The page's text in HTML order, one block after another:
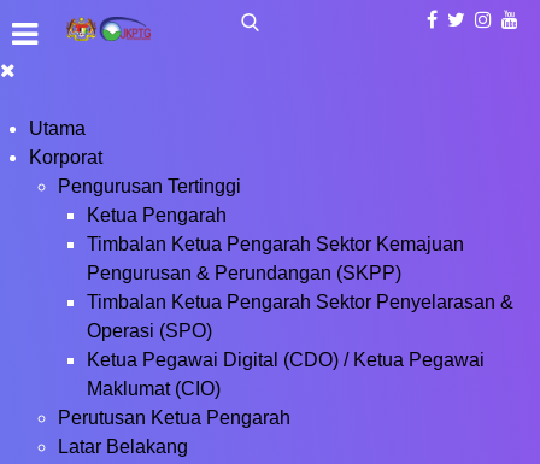
Utama
Korporat
Pengurusan Tertinggi
Ketua Pengarah
Timbalan Ketua Pengarah Sektor Kemajuan
Pengurusan & Perundangan (SKPP)
Timbalan Ketua Pengarah Sektor Penyelarasan &
Operasi (SPO)
Ketua Pegawai Digital (CDO) / Ketua Pegawai
Maklumat (CIO)
Perutusan Ketua Pengarah
Latar Belakang